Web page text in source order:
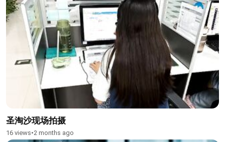
圣淘沙现场拍摄
16 views•2 months ago